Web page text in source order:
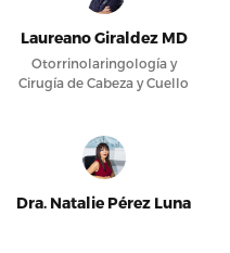
Laureano Giraldez MD
Otorrinolaringología y
Cirugía de Cabeza y Cuello
Dra. Natalie Pérez Luna